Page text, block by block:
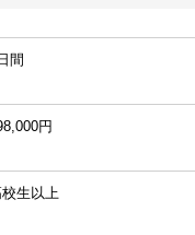
間
円
生以上